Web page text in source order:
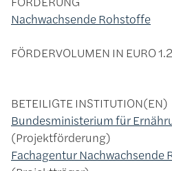
Nachwachsende Rohstoffe
FÖRDERVOLUMEN IN EURO
BETEILIGTE INSTITUTION(EN)
Bundesministerium für
Projektförderung
Fachagentur Nachwachsende